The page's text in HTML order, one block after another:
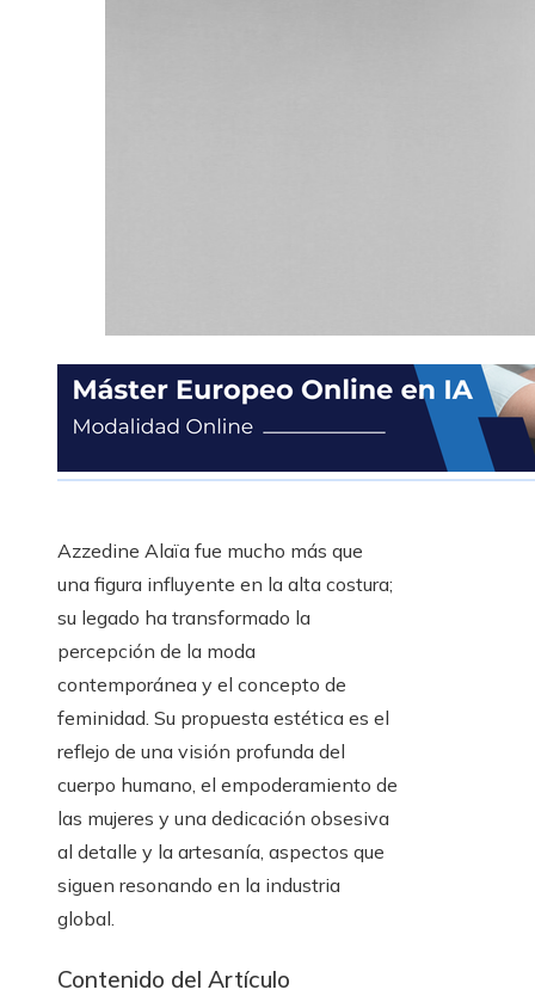
Azzedine Alaïa fue mucho más que
una figura influyente en la alta costura;
su legado ha transformado la
percepción de la moda
contemporánea y el concepto de
feminidad. Su propuesta estética es el
reflejo de una visión profunda del
cuerpo humano, el empoderamiento de
las mujeres y una dedicación obsesiva
al detalle y la artesanía, aspectos que
siguen resonando en la industria
global.
Contenido del Artículo